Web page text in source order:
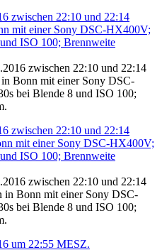
zwischen 22:10 und 22:14
Bonn mit einer Sony DSC-
bei Blende 8 und ISO 100;
zwischen 22:10 und 22:14
Bonn mit einer Sony DSC-
bei Blende 8 und ISO 100;